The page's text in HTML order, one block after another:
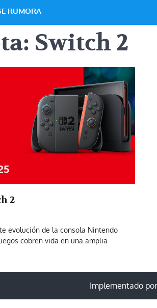
RUMORA
Switch 2
2
evolución de la consola Nintendo
cobren vida en una amplia
Implementado